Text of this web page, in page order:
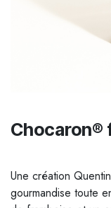
Chocaron®
Une création
gourmandise toute